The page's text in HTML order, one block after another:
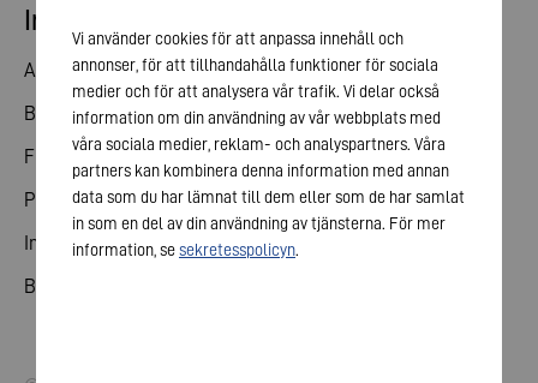
Investerare kontakt
Andelar
Bolagsstämma
Finansiell kalender
Publiceringar
Investerare kontakt
Bolagsstyrning
Vi använder cookies för att anpassa innehåll och
annonser, för att tillhandahålla funktioner för sociala
medier och för att analysera vår trafik. Vi delar också
information om din användning av vår webbplats med
våra sociala medier, reklam- och analyspartners. Våra
partners kan kombinera denna information med annan
data som du har lämnat till dem eller som de har samlat
in som en del av din användning av tjänsterna. För mer
information, sesekretesspolicyn.